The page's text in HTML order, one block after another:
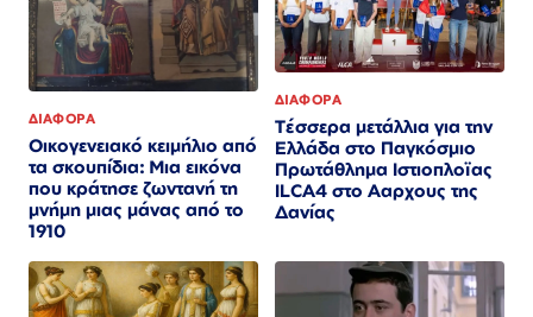
ΔΙΑΦΟΡΑ
Οικογενειακό κειμήλιο από
τα σκουπίδια: Μια εικόνα
που κράτησε ζωντανή τη
μνήμη μιας μάνας από το
1910
ΔΙΑΦΟΡΑ
Τέσσερα μετάλλια για την
Ελλάδα στο Παγκόσμιο
Πρωτάθλημα Ιστιοπλοϊας
ILCA4 στο Ααρχους της
Δανίας